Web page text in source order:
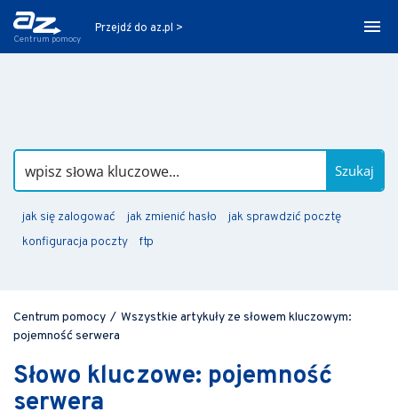
Centrum pomocy
Przejdź do az.pl >
Szukaj
jak się zalogować jak zmienić hasło
jak sprawdzić pocztę
konfiguracja poczty
ftp
Centrum pomocy / Wszystkie artykuły ze słowem kluczowym:
pojemność serwera
Słowo kluczowe: pojemność
serwera